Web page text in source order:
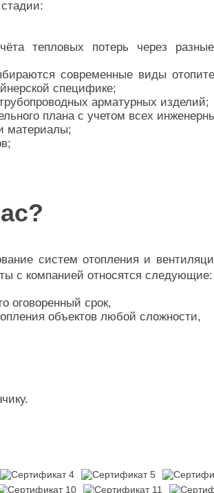
тепловых потерь через
современные виды
специфике;
арматурных изделий;
плана с учетом всех
материалы;
систем отопления и
с компанией относятся следующие:
оговоренный срок,
объектов любой сложности,